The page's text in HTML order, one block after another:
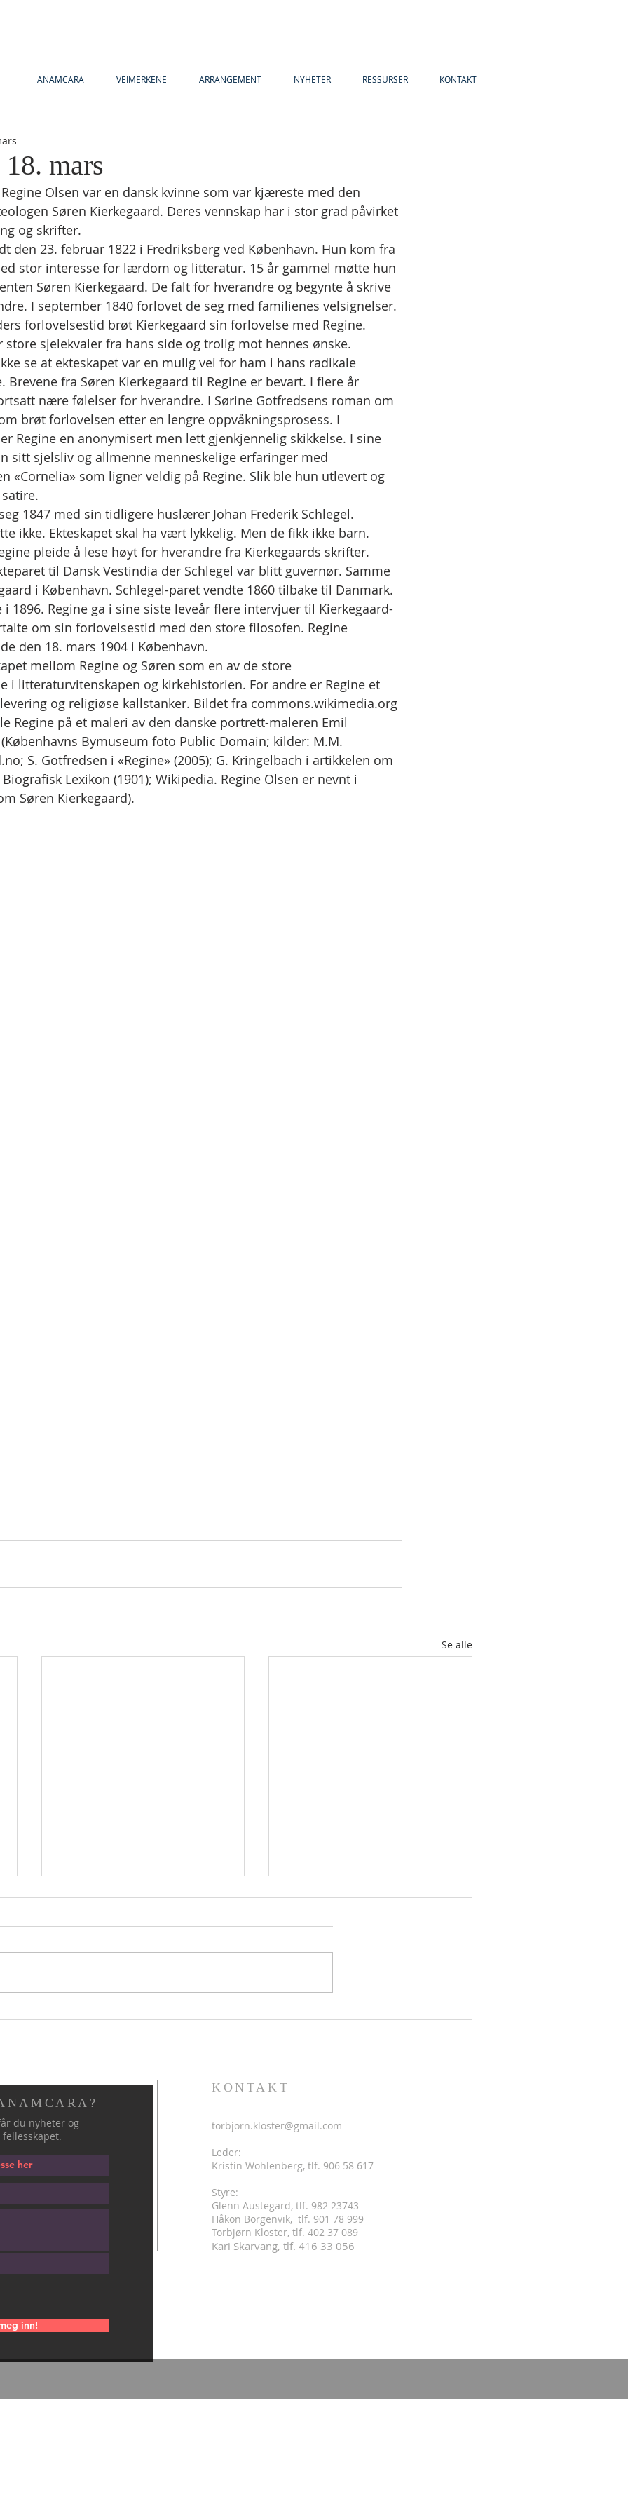
ANAMCARA VEIMERKENE ARRANGEMENT NYHETER RESSURSER KONTAKT
mars
Olsen var en dansk kvinne som var kjæreste med den
Søren Kierkegaard. Deres vennskap har i stor grad påvirket
og skrifter.
den 23. februar 1822 i Fredriksberg ved København. Hun kom fra
stor interesse for lærdom og litteratur. 15 år gammel møtte hun
Søren Kierkegaard. De falt for hverandre og begynte å skrive
I september 1840 forlovet de seg med familienes velsignelser.
forlovelsestid brøt Kierkegaard sin forlovelse med Regine.
store sjelekvaler fra hans side og trolig mot hennes ønske.
se at ekteskapet var en mulig vei for ham i hans radikale
Brevene fra Søren Kierkegaard til Regine er bevart. I flere år
nære følelser for hverandre. I Sørine Gotfredsens roman om
brøt forlovelsen etter en lengre oppvåkningsprosess. I
Regine en anonymisert men lett gjenkjennelig skikkelse. I sine
sitt sjelsliv og allmenne menneskelige erfaringer med
«Cornelia» som ligner veldig på Regine. Slik ble hun utlevert og
1847 med sin tidligere huslærer Johan Frederik Schlegel.
ikke. Ekteskapet skal ha vært lykkelig. Men de fikk ikke barn.
pleide å lese høyt for hverandre fra Kierkegaards skrifter.
til Dansk Vestindia der Schlegel var blitt guvernør. Samme
i København. Schlegel-paret vendte 1860 tilbake til Danmark.
i 1896. Regine ga i sine siste leveår flere intervjuer til Kierkegaard-
om sin forlovelsestid med den store filosofen. Regine
den 18. mars 1904 i København.
mellom Regine og Søren som en av de store
i litteraturvitenskapen og kirkehistorien. For andre er Regine et
og religiøse kallstanker. Bildet fra commons.wikimedia.org
Regine på et maleri av den danske portrett-maleren Emil
Bymuseum foto Public Domain; kilder: M.M.
S. Gotfredsen i «Regine» (2005); G. Kringelbach i artikkelen om
Biografisk Lexikon (1901); Wikipedia. Regine Olsen er nevnt i
Søren Kierkegaard).
Se alle
du nyheter og
inn!
KONTAKT
torbjorn.kloster@gmail.com
Leder:
Kristin Wohlenberg, tlf. 906 58 617
Styre:
Glenn Austegard, tlf. 982 23743
Håkon Borgenvik, tlf. 901 78 999
Torbjørn Kloster, tlf. 402 37 089
Kari Skarvang, tlf. 416 33 056